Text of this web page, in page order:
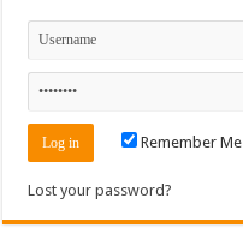
Remember Me
Lost your password?